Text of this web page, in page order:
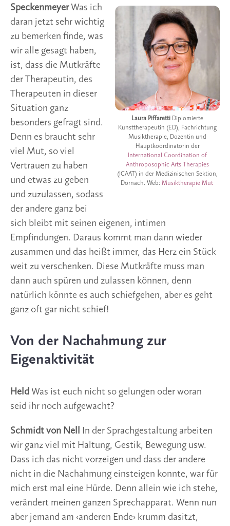
Laura Piffaretti Diplomierte
Kunsttherapeutin (ED), Fachrichtung
Musiktherapie, Dozentin und
Hauptkoordinatorin der
International Coordination of
Anthroposophic Arts Therapies
(ICAAT) in der Medizinischen Sektion,
Dornach. Web: Musiktherapie Mut
SpeckenmeyerWas ich
daran jetzt sehr wichtig
zu bemerken finde, was
wir alle gesagt haben,
ist, dass die Mutkräfte
der Therapeutin, des
Therapeuten in dieser
Situation ganz
besonders gefragt sind.
Denn es braucht sehr
viel Mut, so viel
Vertrauen zu haben
und etwas zu geben
und zuzulassen, sodass
der andere ganz bei
sich bleibt mit seinen eigenen, intimen
Empfindungen. Daraus kommt man dann wieder
zusammen und das heißt immer, das Herz ein Stück
weit zu verschenken. Diese Mutkräfte muss man
dann auch spüren und zulassen können, denn
natürlich könnte es auch schiefgehen, aber es geht
ganz oft gar nicht schief!
Von der Nachahmung zur
Eigenaktivität
Held Was ist euch nicht so gelungen oder woran
seid ihr noch aufgewacht?
Schmidt von Nell In der Sprachgestaltung arbeiten
wir ganz viel mit Haltung, Gestik, Bewegung usw.
Dass ich das nicht vorzeigen und dass der andere
nicht in die Nachahmung einsteigen konnte, war für
mich erst mal eine Hürde. Denn allein wie ich stehe,
verändert meinen ganzen Sprechapparat. Wenn nun
aber jemand am ‹anderen Ende› krumm dasitzt,